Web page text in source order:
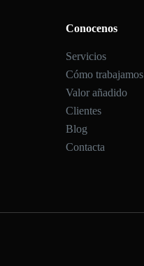
Conocenos
Servicios
Cómo trabajamos
Valor añadido
Clientes
Blog
Contacta